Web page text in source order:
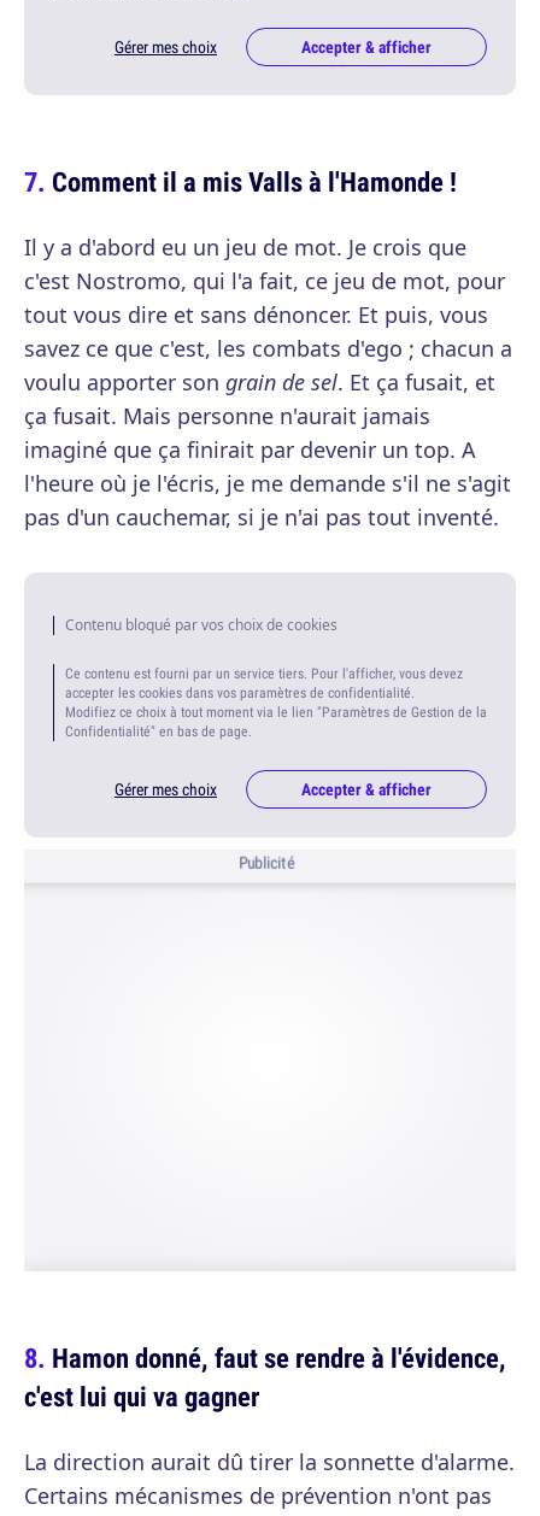
Gérer mes choix Accepter & afficher
Comment il a mis Valls à l'Hamonde !
Il y a d'abord eu un jeu de mot. Je crois que
c'est Nostromo, qui l'a fait, ce jeu de mot, pour
tout vous dire et sans dénoncer. Et puis, vous
savez ce que c'est, les combats d'ego ; chacun a
voulu apporter son grain de sel. Et ça fusait, et
ça fusait. Mais personne n'aurait jamais
imaginé que ça finirait par devenir un top. A
l'heure où je l'écris, je me demande s'il ne s'agit
pas d'un cauchemar, si je n'ai pas tout inventé.
Contenu bloqué par vos choix de cookies
Ce contenu est fourni par un service tiers. Pour l'afficher, vous devez
accepter les cookies dans vos paramètres de confidentialité.
Modifiez ce choix à tout moment via le lien "Paramètres de Gestion de la
Confidentialité" en bas de page.
Gérer mes choix Accepter & afficher
Publicité
Hamon donné, faut se rendre à l'évidence,
c'est lui qui va gagner
La direction aurait dû tirer la sonnette d'alarme.
Certains mécanismes de prévention n'ont pas